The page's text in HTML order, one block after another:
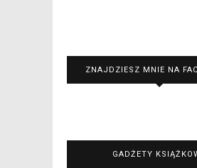
ZNAJDZIESZ MNIE NA
GADŻETY